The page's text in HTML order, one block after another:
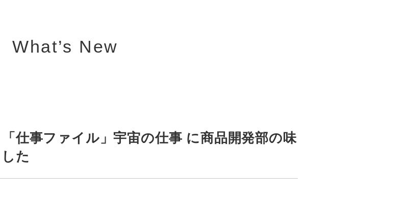
What’s New
仕事ファイル」宇宙の仕事 に商品開発部の味
た